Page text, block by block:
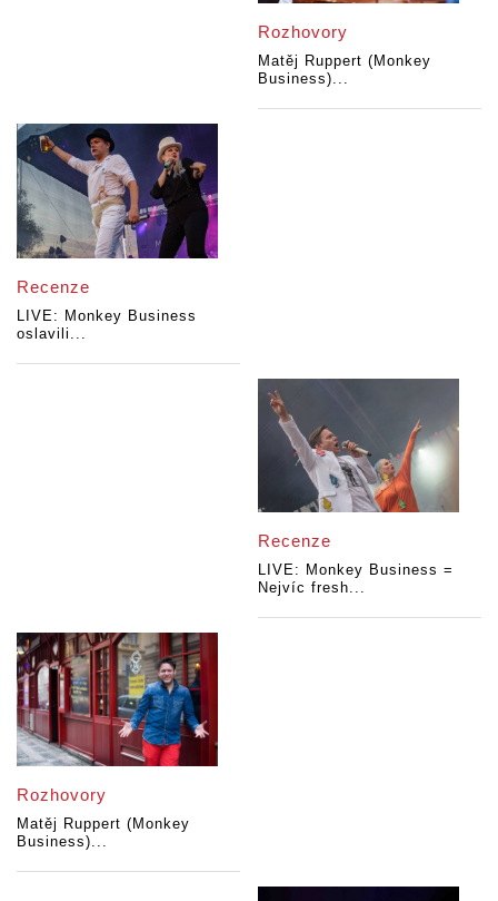
Rozhovory
Matěj Ruppert (Monkey
Business)...
Recenze
LIVE: Monkey Business
oslavili...
Recenze
LIVE: Monkey Business =
Nejvíc fresh...
Rozhovory
Matěj Ruppert (Monkey
Business)...